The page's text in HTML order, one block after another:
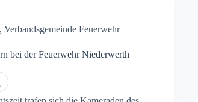
, Verbandsgemeinde Feuerwehr
bei der Feuerwehr Niederwerth